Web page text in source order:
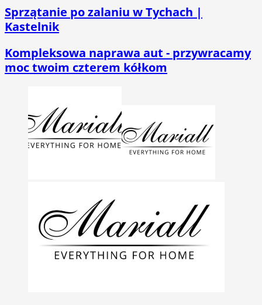
Sprzątanie po zalaniu w Tychach |
Kastelnik
Kompleksowa naprawa aut - przywracamy
moc twoim czterem kółkom